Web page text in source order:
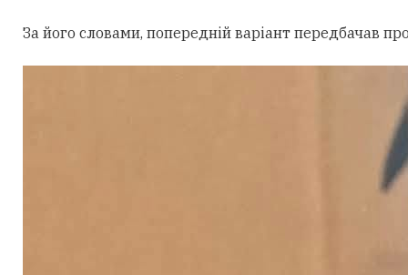
За його словами, попередній варіант передбачав